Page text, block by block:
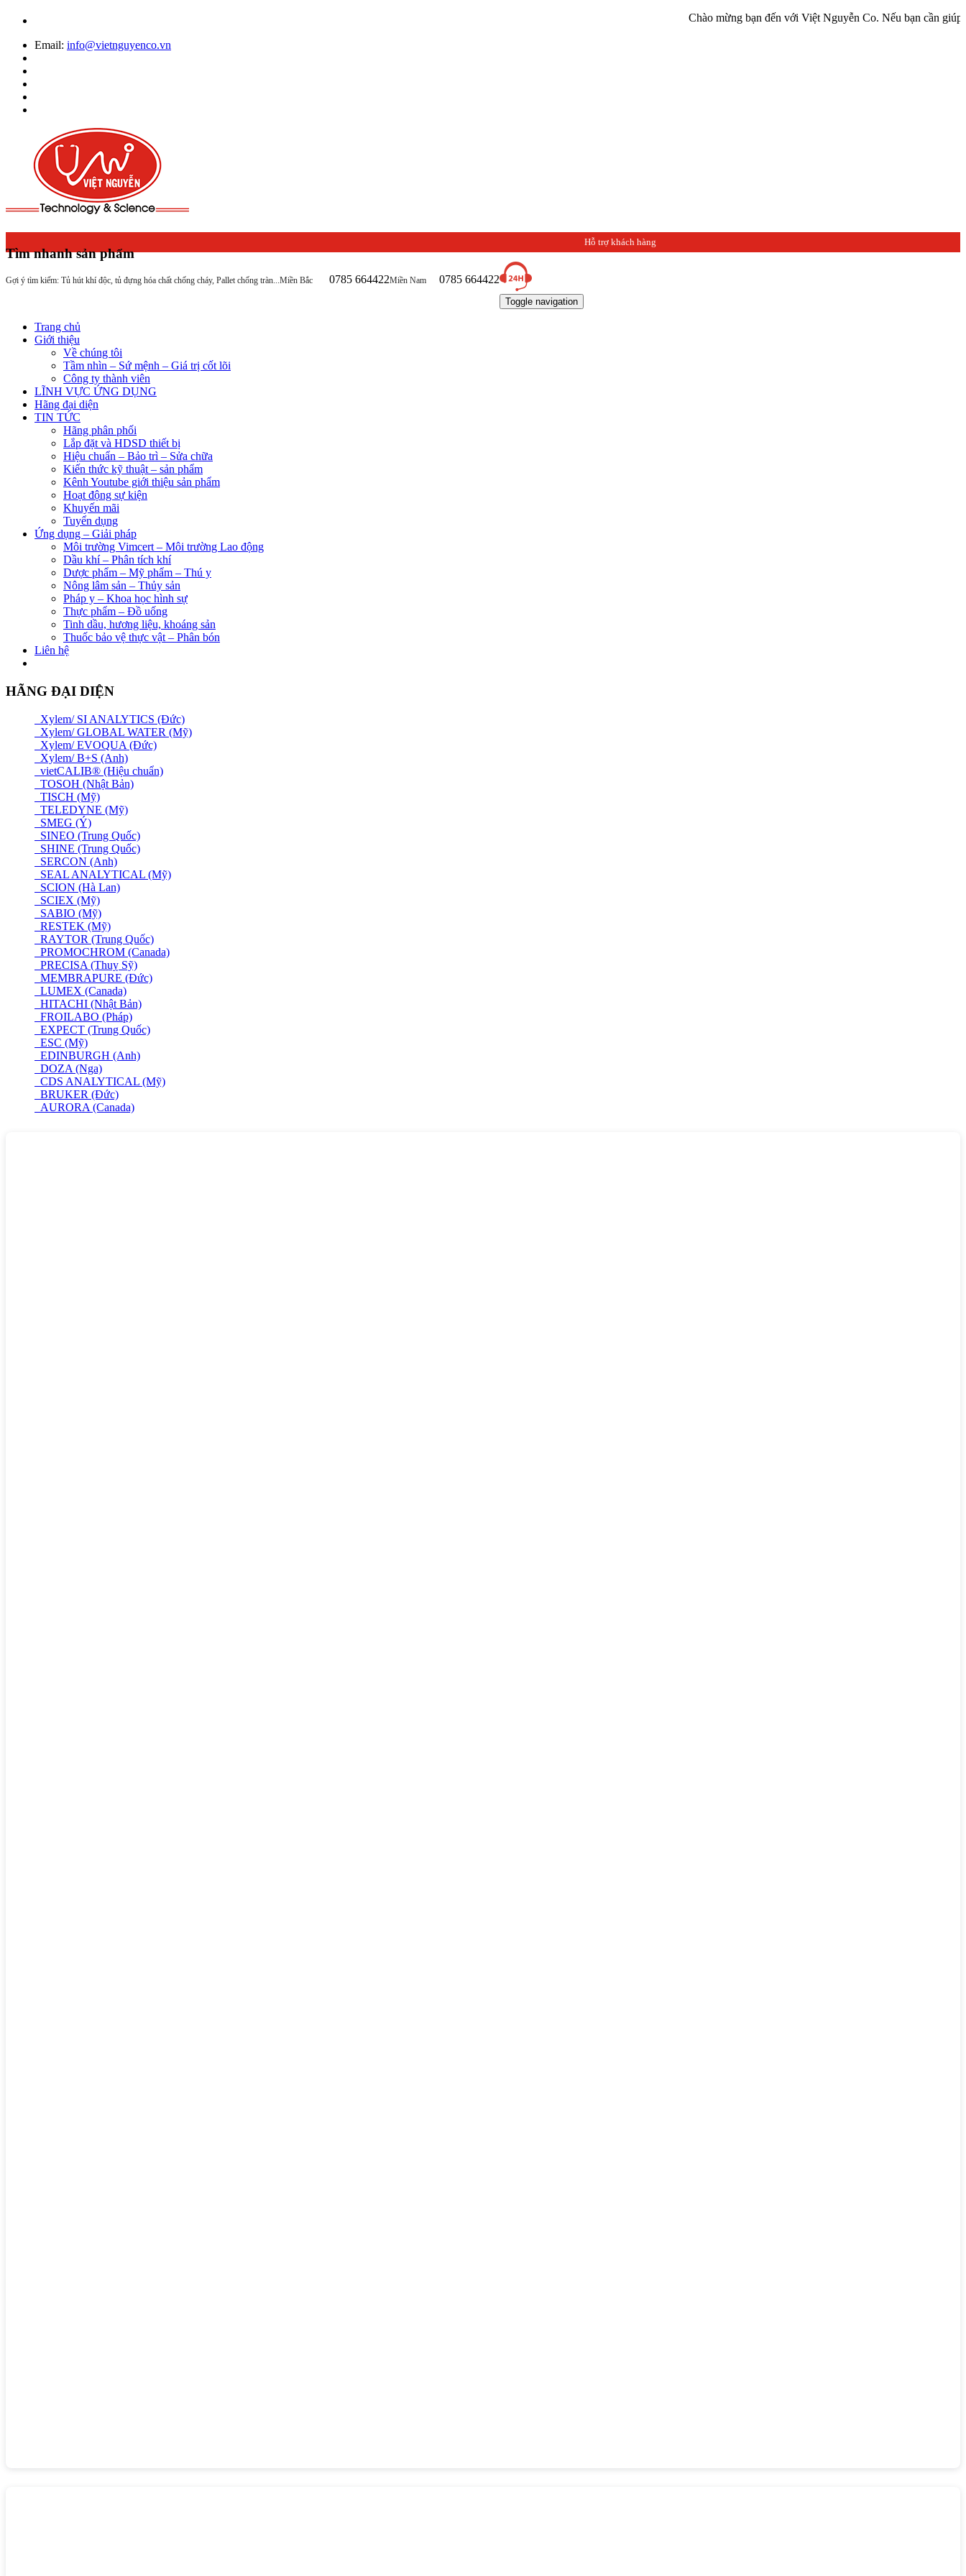
Chào mừng bạn đến với Việt Nguyễn Co. Nếu bạn cần giúp đỡ hãy
Email: info@vietnguyenco.vn
Tìm nhanh sản phẩm
Gợi ý tìm kiếm: Tủ hút khí độc, tủ đựng hóa chất chống cháy, Pallet chống tràn...
Hỗ trợ khách hàng
Miền Bắc 0785 664422Miền Nam 0785 664422
Toggle navigation
Trang chủ
Giới thiệu
Về chúng tôi
Tầm nhìn – Sứ mệnh – Giá trị cốt lõi
Công ty thành viên
LĨNH VỰC ỨNG DỤNG
Hãng đại diện
TIN TỨC
Hãng phân phối
Lắp đặt và HDSD thiết bị
Hiệu chuẩn – Bảo trì – Sửa chữa
Kiến thức kỹ thuật – sản phẩm
Kênh Youtube giới thiệu sản phẩm
Hoạt động sự kiện
Khuyến mãi
Tuyển dụng
Ứng dụng – Giải pháp
Môi trường Vimcert – Môi trường Lao động
Dầu khí – Phân tích khí
Dược phẩm – Mỹ phẩm – Thú y
Nông lâm sản – Thủy sản
Pháp y – Khoa học hình sự
Thực phẩm – Đồ uống
Tinh dầu, hương liệu, khoáng sản
Thuốc bảo vệ thực vật – Phân bón
Liên hệ
HÃNG ĐẠI DIỆN
Xylem/ SI ANALYTICS (Đức)
Xylem/ GLOBAL WATER (Mỹ)
Xylem/ EVOQUA (Đức)
Xylem/ B+S (Anh)
vietCALIB® (Hiệu chuẩn)
TOSOH (Nhật Bản)
TISCH (Mỹ)
TELEDYNE (Mỹ)
SMEG (Ý)
SINEO (Trung Quốc)
SHINE (Trung Quốc)
SERCON (Anh)
SEAL ANALYTICAL (Mỹ)
SCION (Hà Lan)
SCIEX (Mỹ)
SABIO (Mỹ)
RESTEK (Mỹ)
RAYTOR (Trung Quốc)
PROMOCHROM (Canada)
PRECISA (Thuỵ Sỹ)
MEMBRAPURE (Đức)
LUMEX (Canada)
HITACHI (Nhật Bản)
FROILABO (Pháp)
EXPECT (Trung Quốc)
ESC (Mỹ)
EDINBURGH (Anh)
DOZA (Nga)
CDS ANALYTICAL (Mỹ)
BRUKER (Đức)
AURORA (Canada)